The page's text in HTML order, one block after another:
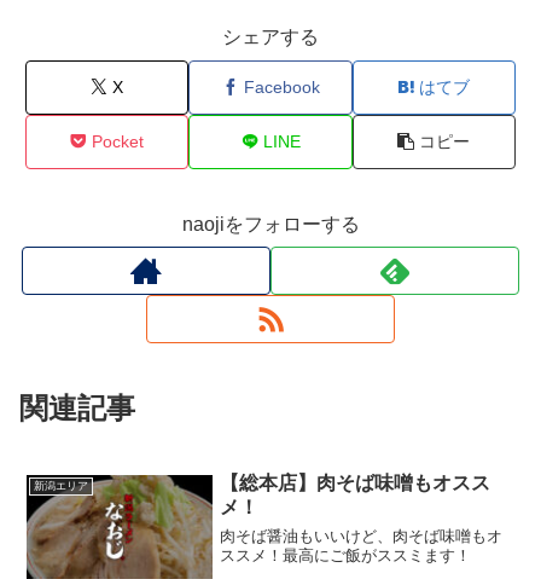
シェアする
X Facebook はてブ
Pocket LINE コピー
naojiをフォローする
関連記事
新潟エリア
【総本店】肉そば味噌もオスス
メ！
肉そば醤油もいいけど、肉そば味噌もオ
ススメ！最高にご飯がススミます！